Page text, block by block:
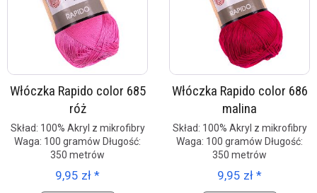
Włóczka Rapido color 685
róż
Skład: 100% Akryl z mikrofibry
Waga: 100 gramów Długość:
350 metrów
9,95 zł *
Włóczka Rapido color 686
malina
Skład: 100% Akryl z mikrofibry
Waga: 100 gramów Długość:
350 metrów
9,95 zł *